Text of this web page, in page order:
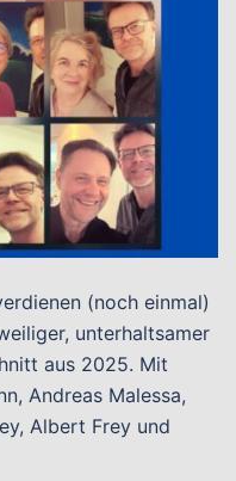
(noch einmal)
unterhaltsamer
aus 2025. Mit
Andreas Malessa,
Albert Frey und